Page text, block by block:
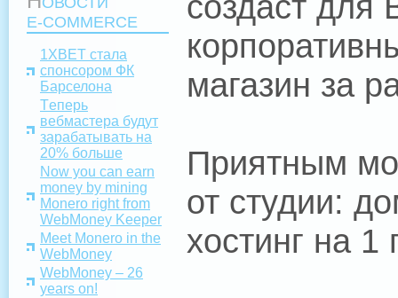
E-COMMERCE
1XBET стала
спонсором ФК
Барселона
Tеперь
вебмастера будут
зарабатывать на
20% больше
Now you can earn
money by mining
Monero right from
WebMoney Keeper
Meet Monero in the
WebMoney
WebMoney – 26
years on!
магазин за
Приятным
от студии:
хостинг на 1